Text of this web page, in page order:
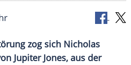
zog sich Nicholas
Jupiter Jones, aus der